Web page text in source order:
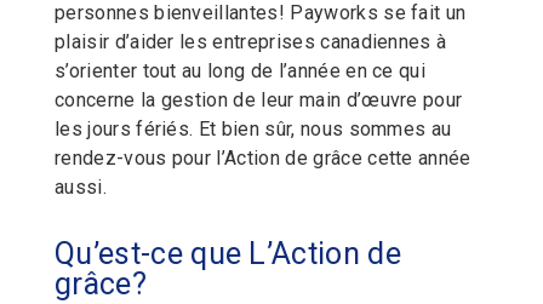
personnes bienveillantes! Payworks se fait un
plaisir d’aider les entreprises canadiennes à
s’orienter tout au long de l’année en ce qui
concerne la gestion de leur main d’œuvre pour
les jours fériés. Et bien sûr, nous sommes au
rendez-vous pour l’Action de grâce cette année
aussi.
Qu’est-ce que L’Action de
grâce?